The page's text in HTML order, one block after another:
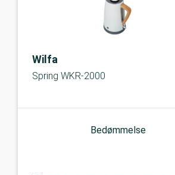
Wilfa
Spring WKR-2000
Bedømmelse